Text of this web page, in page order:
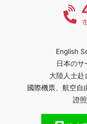
English
日本の
大陸人士赴
國際機票、航空
證